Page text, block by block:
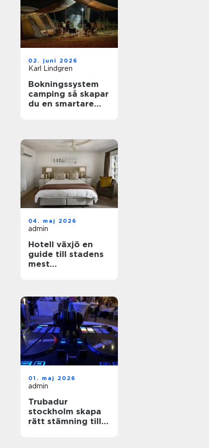
02. juni 2026
Karl Lindgren
Bokningssystem
camping så skapar
du en smartare
04. maj 2026
admin
Hotell växjö en
guide till stadens
mest
01. maj 2026
admin
Trubadur
stockholm skapa
rätt stämning till